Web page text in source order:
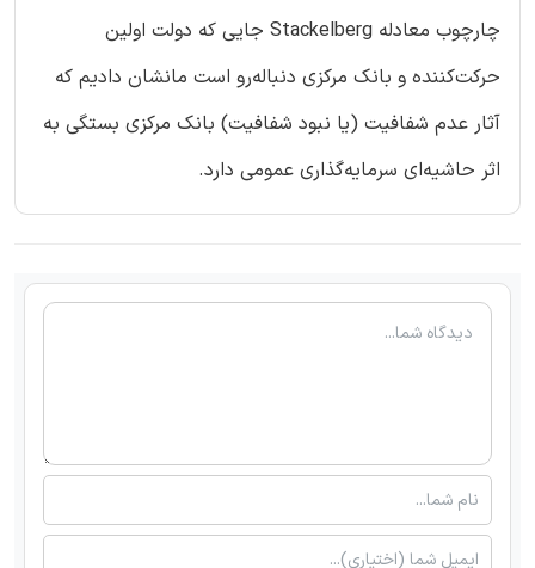
چارچوب معادله Stackelberg جایی که دولت اولین
حرکت‌کننده و بانک مرکزی دنباله‌رو است مانشان دادیم که
آثار عدم شفافیت (یا نبود شفافیت) بانک مرکزی بستگی به
اثر حاشیه‌ای سرمایه‌گذاری عمومی دارد.